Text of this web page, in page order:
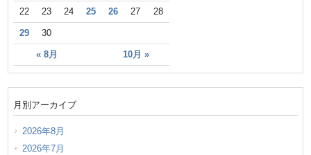
« 8月 10月 »
22 23 24 25 26 27 28
29 30
月別アーカイブ
2026年8月
2026年7月